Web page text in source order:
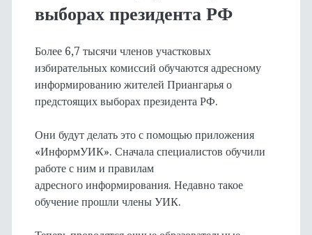
выборах президента РФ
Более 6,7 тысячи членов участковых
избирательных комиссий обучаются адресному
информированию жителей Приангарья о
предстоящих выборах президента РФ.
Они будут делать это с помощью приложения
«ИнформУИК». Сначала специалистов обучили
работе с ним и правилам
адресного информирования. Недавно такое
обучение прошли члены УИК.